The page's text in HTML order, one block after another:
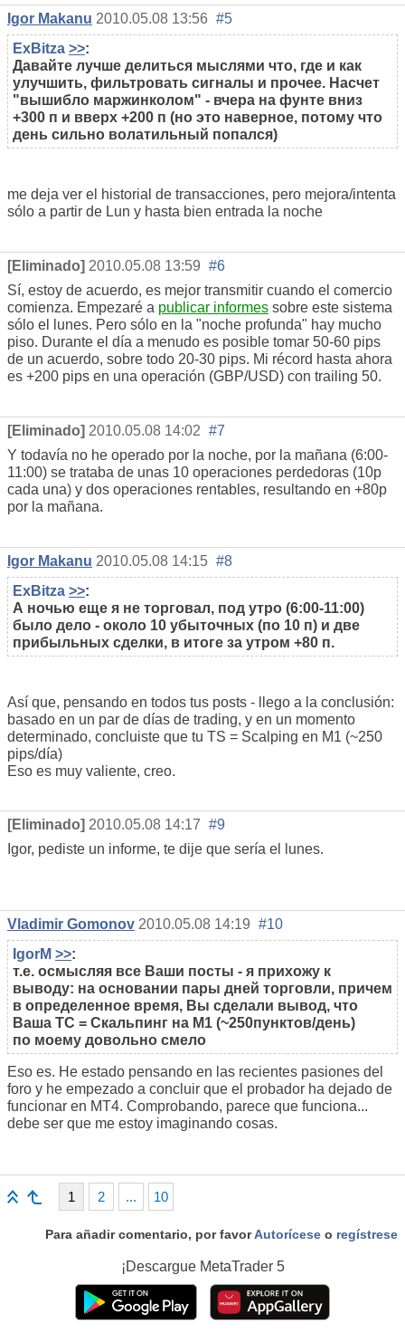
Igor Makanu 2010.05.08 13:56 #5
ExBitza >>:
Давайте лучше делиться мыслями что, где и как
улучшить, фильтровать сигналы и прочее. Насчет
"вышибло маржинколом" - вчера на фунте вниз
+300 п и вверх +200 п (но это наверное, потому что
день сильно волатильный попался)
me deja ver el historial de transacciones, pero mejora/intenta
sólo a partir de Lun y hasta bien entrada la noche
[Eliminado] 2010.05.08 13:59 #6
Sí, estoy de acuerdo, es mejor transmitir cuando el comercio
comienza. Empezaré a publicar informes sobre este sistema
sólo el lunes. Pero sólo en la "noche profunda" hay mucho
piso. Durante el día a menudo es posible tomar 50-60 pips
de un acuerdo, sobre todo 20-30 pips. Mi récord hasta ahora
es +200 pips en una operación (GBP/USD) con trailing 50.
[Eliminado] 2010.05.08 14:02 #7
Y todavía no he operado por la noche, por la mañana (6:00-
11:00) se trataba de unas 10 operaciones perdedoras (10p
cada una) y dos operaciones rentables, resultando en +80p
por la mañana.
Igor Makanu 2010.05.08 14:15 #8
ExBitza >>:
А ночью еще я не торговал, под утро (6:00-11:00)
было дело - около 10 убыточных (по 10 п) и две
прибыльных сделки, в итоге за утром +80 п.
Así que, pensando en todos tus posts - llego a la conclusión:
basado en un par de días de trading, y en un momento
determinado, concluiste que tu TS = Scalping en M1 (~250
pips/día)
Eso es muy valiente, creo.
[Eliminado] 2010.05.08 14:17 #9
Igor, pediste un informe, te dije que sería el lunes.
Vladimir Gomonov 2010.05.08 14:19 #10
IgorM >>:
т.е. осмысляя все Ваши посты - я прихожу к
выводу: на основании пары дней торговли, причем
в определенное время, Вы сделали вывод, что
Ваша ТС = Скальпинг на М1 (~250пунктов/день)
по моему довольно смело
Eso es. He estado pensando en las recientes pasiones del
foro y he empezado a concluir que el probador ha dejado de
funcionar en MT4. Comprobando, parece que funciona...
debe ser que me estoy imaginando cosas.
1 2 ... 10
Para añadir comentario, por favorAutorícese o regístrese
¡Descargue MetaTrader 5